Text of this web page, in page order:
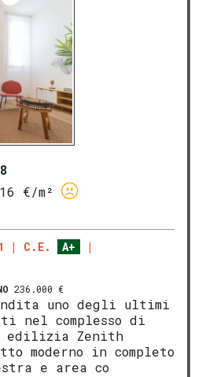
€/m²
C.E.
A+
236.000 €
uno degli ultimi
nel complesso di
edilizia Zenith
moderno in completo
e area co